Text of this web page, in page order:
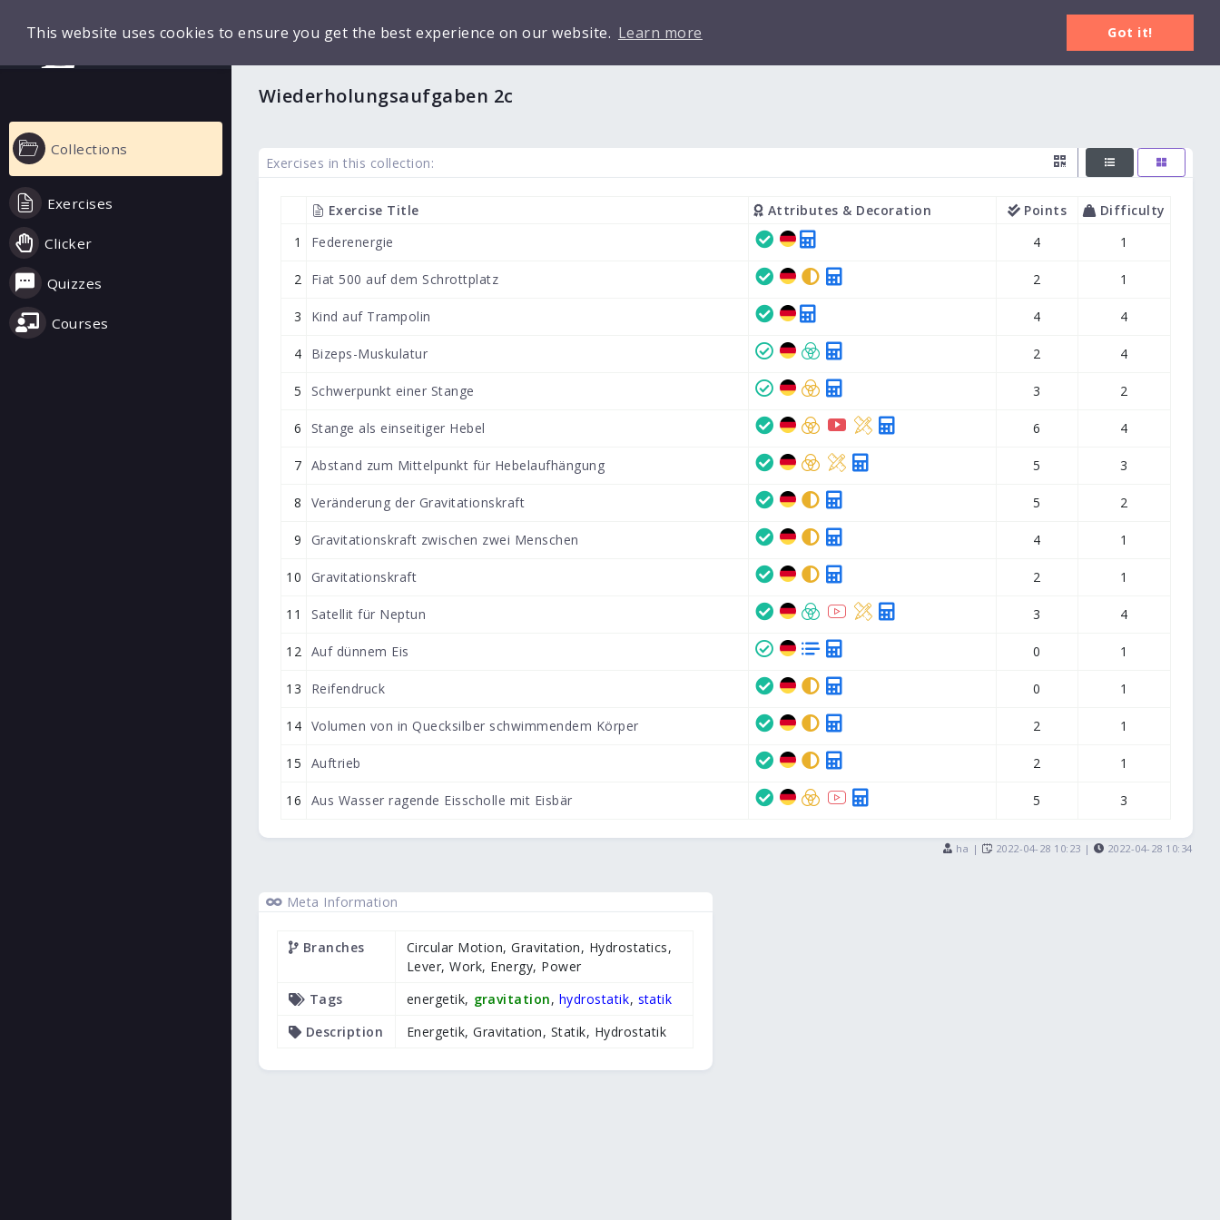
This website uses cookies to ensure you get the best experience on our website. Learn more Got it!
Collections
Exercises
Clicker
Quizzes
Courses
Wiederholungsaufgaben 2c
Exercises in this collection:
Exercise Title Attributes & Decoration Points
Difficulty
1
Federenergie 4 1
2 Fiat 500 auf dem Schrottplatz 2 1
3 Kind auf Trampolin 4 4
4 Bizeps-Muskulatur 2 4
5 Schwerpunkt einer Stange 3 2
6 Stange als einseitiger Hebel 6 4
7 Abstand zum Mittelpunkt für Hebelaufhängung 5 3
8 Veränderung der Gravitationskraft 5 2
9 Gravitationskraft zwischen zwei Menschen 4 1
10 Gravitationskraft 2 1
11 Satellit für Neptun 3 4
12 Auf dünnem Eis 0 1
13 Reifendruck 0 1
14 Volumen von in Quecksilber schwimmendem Körper 2 1
15 Auftrieb 2 1
16 Aus Wasser ragende Eisscholle mit Eisbär 5 3
ha | 2022-04-28 10:23 | 2022-04-28 10:34
Meta Information
Branches
Circular Motion, Gravitation, Hydrostatics,
Lever, Work, Energy, Power
Tags
energetik, gravitation, hydrostatik, statik
Description
Energetik, Gravitation, Statik, Hydrostatik